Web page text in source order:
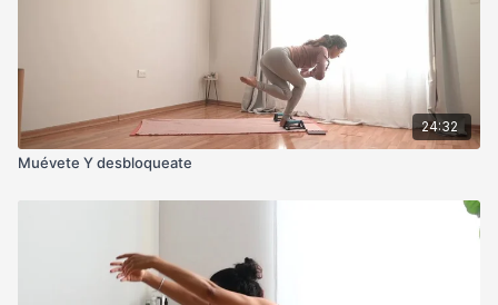
24:32
Muévete Y desbloqueate